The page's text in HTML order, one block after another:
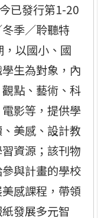
已發行第1-20
季／聆聽特
以國小、國
生為對象，內
點、藝術、科
影等，提供學
美感、設計教
資源；該刊物
與計畫的學校
感課程，帶領
發展多元智